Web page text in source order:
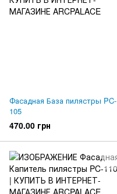
Фасадная База пилястры PC-
105
470.00 грн